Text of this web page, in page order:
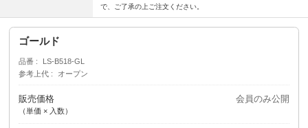
で、ご了承の上ご注文ください。
ゴールド
品番
LS-B518-GL
参考上代
オープン
販売価格
（単価 × 入数）
会員のみ公開